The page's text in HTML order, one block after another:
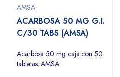
AMSA
ACARBOSA 50 MG G.I.
C/30 TABS (AMSA)
Acarbosa 50 mg caja con 50
tabletas. AMSA